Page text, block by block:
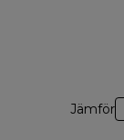
Jämför